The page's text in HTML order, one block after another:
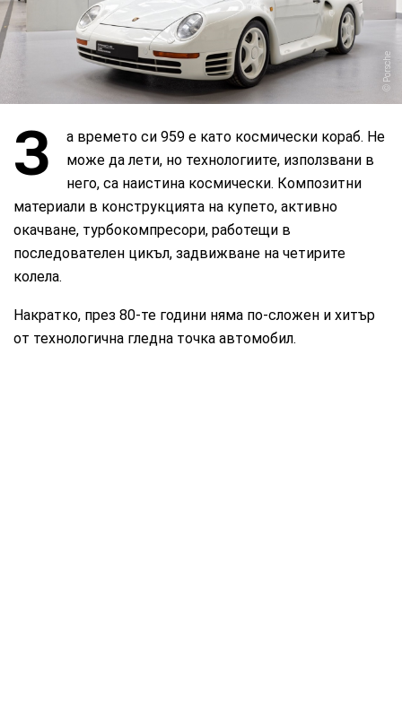
Porsche
З
а времето си 959 е като космически кораб. Не
може да лети, но технологиите, използвани в
него, са наистина космически. Композитни
материали в конструкцията на купето, активно
окачване, турбокомпресори, работещи в
последователен цикъл, задвижване на четирите
колела.
Накратко, през 80-те години няма по-сложен и хитър
от технологична гледна точка автомобил.